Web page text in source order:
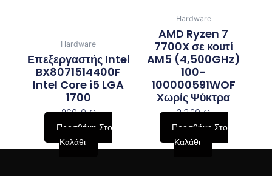
Hardware
Επεξεργαστής Intel
BX8071514400F
Intel Core i5 LGA
1700
260,10€
Προσθήκη Στο
Καλάθι
Hardware
AMD Ryzen 7
7700X σε κουτί
AM5 (4,500GHz)
100-
100000591WOF
Χωρίς Ψύκτρα
313,20€
Προσθήκη Στο
Καλάθι